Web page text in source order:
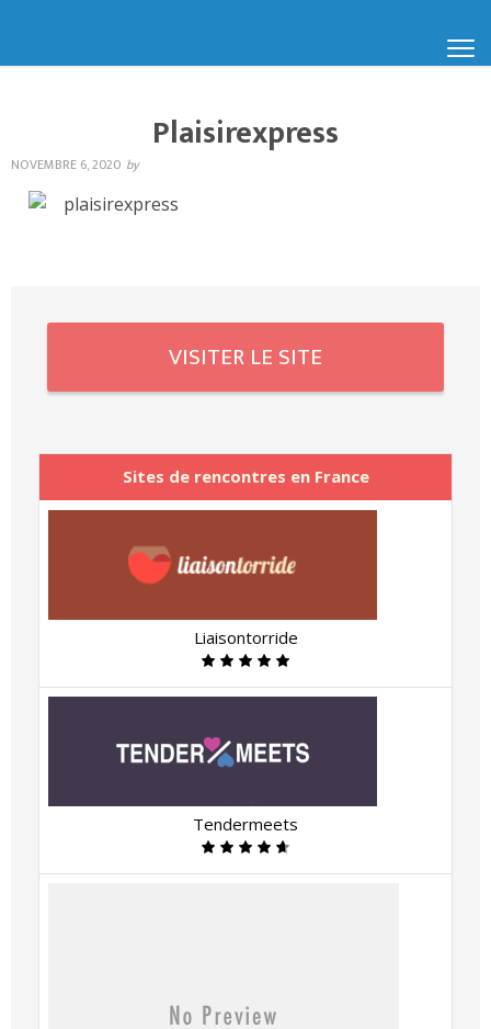
Plaisirexpress
NOVEMBRE 6, 2020 by
VISITER LE SITE
Sites de rencontres en France
Liaisontorride
Tendermeets